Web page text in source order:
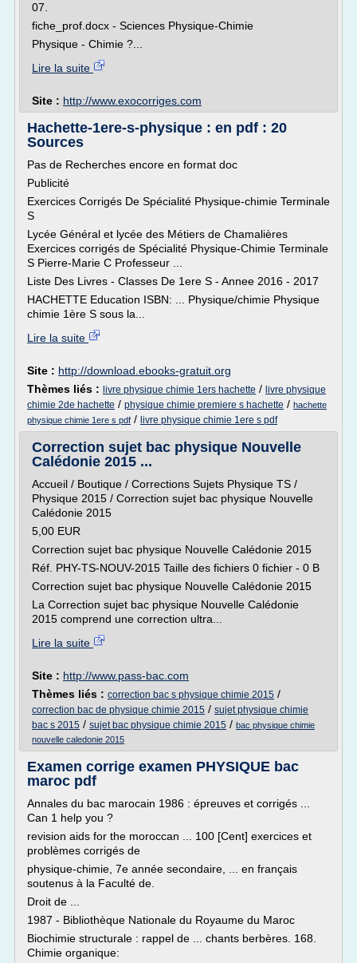
07.
fiche_prof.docx - Sciences Physique-Chimie
Physique - Chimie ?...
Lire la suite
Site : http://www.exocorriges.com
Hachette-1ere-s-physique : en pdf : 20
Sources
Pas de Recherches encore en format doc
Publicité
Exercices Corrigés De Spécialité Physique-chimie Terminale
S
Lycée Général et lycée des Métiers de Chamalières
Exercices corrigés de Spécialité Physique-Chimie Terminale
S Pierre-Marie C Professeur ...
Liste Des Livres - Classes De 1ere S - Annee 2016 - 2017
HACHETTE Education ISBN: ... Physique/chimie Physique
chimie 1ère S sous la...
Lire la suite
Site : http://download.ebooks-gratuit.org
Thèmes liés : livre physique chimie 1ers hachette / livre physique
chimie 2de hachette / physique chimie premiere s hachette / hachette
physique chimie 1ere s pdf / livre physique chimie 1ere s pdf
Correction sujet bac physique Nouvelle
Calédonie 2015 ...
Accueil / Boutique / Corrections Sujets Physique TS /
Physique 2015 / Correction sujet bac physique Nouvelle
Calédonie 2015
5,00 EUR
Correction sujet bac physique Nouvelle Calédonie 2015
Réf. PHY-TS-NOUV-2015 Taille des fichiers 0 fichier - 0 B
Correction sujet bac physique Nouvelle Calédonie 2015
La Correction sujet bac physique Nouvelle Calédonie
2015 comprend une correction ultra...
Lire la suite
Site : http://www.pass-bac.com
Thèmes liés : correction bac s physique chimie 2015 /
correction bac de physique chimie 2015 / sujet physique chimie
bac s 2015 / sujet bac physique chimie 2015 / bac physique chimie
nouvelle caledonie 2015
Examen corrige examen PHYSIQUE bac
maroc pdf
Annales du bac marocain 1986 : épreuves et corrigés ...
Can 1 help you ?
revision aids for the moroccan ... 100 [Cent] exercices et
problèmes corrigés de
physique-chimie, 7e année secondaire, ... en français
soutenus à la Faculté de.
Droit de ...
1987 - Bibliothèque Nationale du Royaume du Maroc
Biochimie structurale : rappel de ... chants berbères. 168.
Chimie organique: